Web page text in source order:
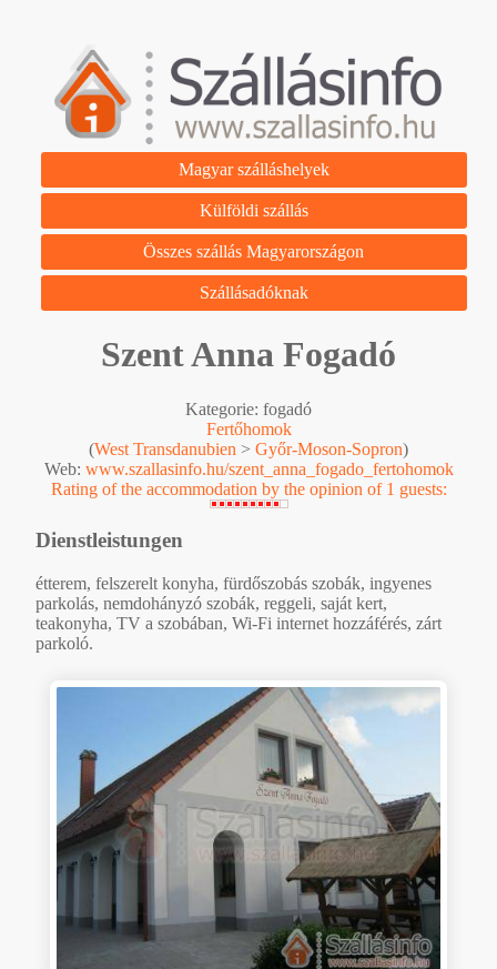
Magyar szálláshelyek
Külföldi szállás
Összes szállás Magyarországon
Szállásadóknak
Szent Anna Fogadó
Kategorie: fogadó
Fertőhomok
(West Transdanubien > Győr-Moson-Sopron)
Web: www.szallasinfo.hu/szent_anna_fogado_fertohomok
Rating of the accommodation by the opinion of 1 guests:
Dienstleistungen
étterem, felszerelt konyha, fürdőszobás szobák, ingyenes
parkolás, nemdohányzó szobák, reggeli, saját kert,
teakonyha, TV a szobában, Wi-Fi internet hozzáférés, zárt
parkoló.